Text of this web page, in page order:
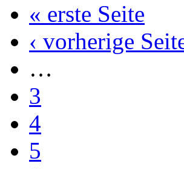
« erste Seite
‹ vorherige
…
3
4
5